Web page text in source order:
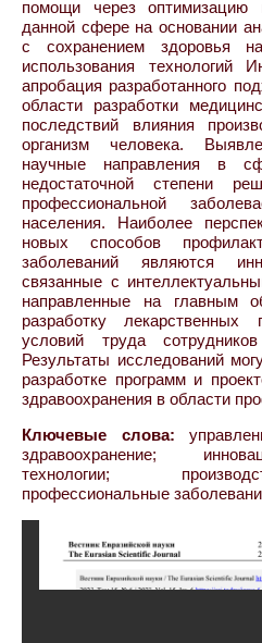
помощи через оптимизацию
данной сфере на основании
с сохранением здоровья
использования технологий
апробация разработанного
области разработки
последствий влияния
организм человека.
научные направления в
недостаточной степени
профессиональной
населения. Наиболее
новых способов
заболеваний являются
связанные с
направленные на главным
разработку лекарственных
условий труда
Результаты исследований
разработке программ и
здравоохранения в области
Ключевые слова:
здравоохранение;
технологии;
профессиональные